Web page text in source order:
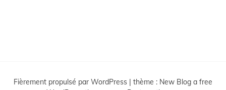
Fièrement propulsé par WordPress thème : New Blog a free